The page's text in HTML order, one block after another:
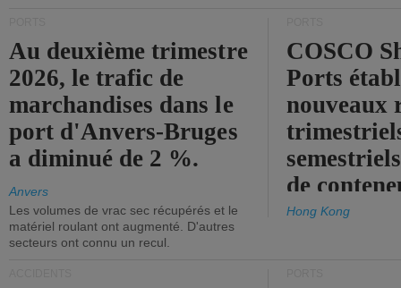
Au deuxième trimestre
2026, le trafic de
marchandises dans le
port d'Anvers-Bruges
a diminué de 2 %.
Anvers
Les volumes de vrac sec récupérés et le
matériel roulant ont augmenté. D'autres
secteurs ont connu un recul.
COSCO
Ports
nouveaux
de
Hong Kong